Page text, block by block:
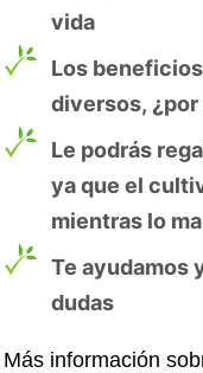
vida
Los
diversos, ¿por
Le podrás
ya que el
mientras lo
Te ayudamos
dudas
Más información